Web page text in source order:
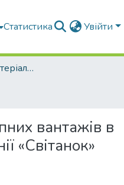
Статистика Увійти
Конференції та матеріали конференцій
вантажів в
«Світанок»